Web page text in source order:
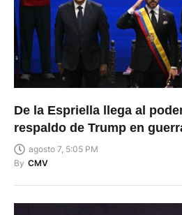
De la Espriella llega al
respaldo de Trump en
agosto 7, 5:05 PM
By CMV